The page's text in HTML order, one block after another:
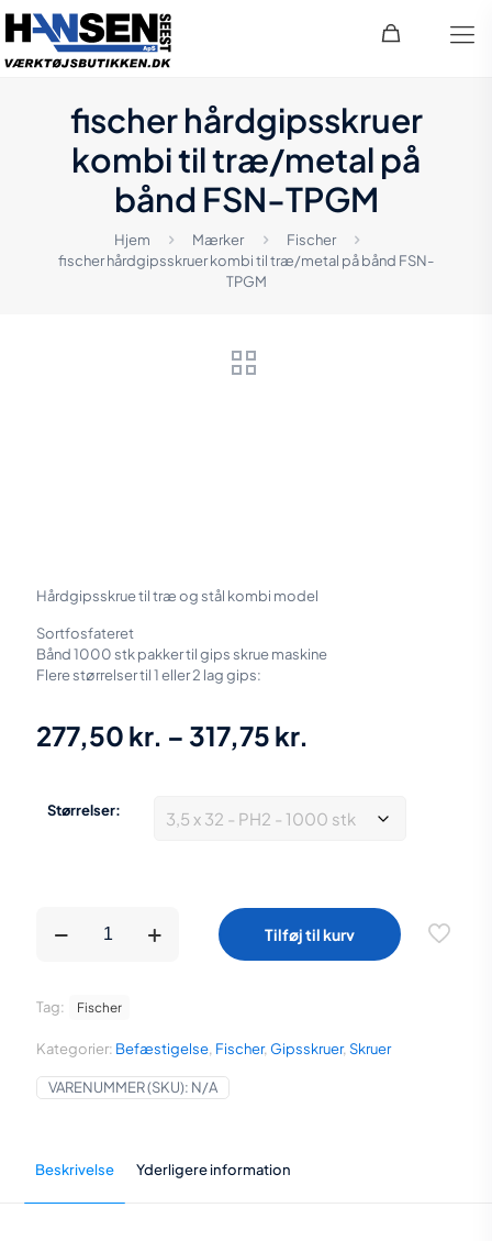
fischer hårdgipsskruer
kombi til træ/metal på
bånd FSN-TPGM
Hjem Mærker
Fischer
fischer hårdgipsskruer kombi til træ/metal på bånd FSN-
TPGM
Hårdgipsskrue til træ og stål kombi model
Sortfosfateret
Bånd 1000 stk pakker til gips skrue maskine
Flere størrelser til 1 eller 2 lag gips:
277,50 kr. – 317,75 kr.
317,75 kr.
Størrelser:
hårdgipsskruer
træ/metal
på
bånd
FSN-
TPGM
antal
Tilføj til kurv
VARENUMMER (SKU): N/A
Kategorier: Befæstigelse, Fischer, Gipsskruer, Skruer
Tag: Fischer
Beskrivelse Yderligere information